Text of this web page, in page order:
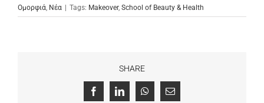
Ομορφιά Νέα | Tags: Makeover, School of Beauty & Health
SHARE
FacebookLinkedInWhatsApp
Email